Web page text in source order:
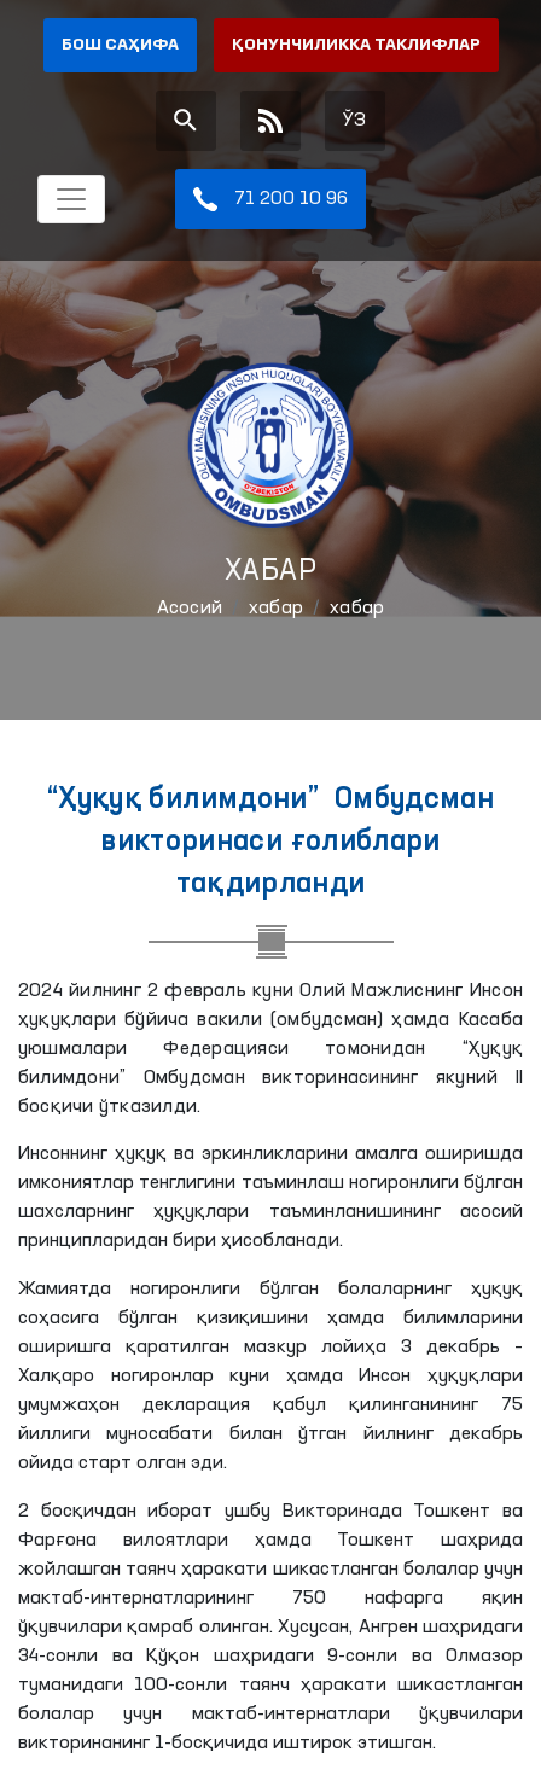
БОШ САҲИФА ҚОНУНЧИЛИККА ТАКЛИФЛАР
ЎЗ
71 200 10 96
ХАБАР
Aсосий хабар хабар
“Ҳуқуқ билимдони” Омбудсман
викторинаси ғолиблари
тақдирланди
2024 йилнинг 2 февраль куни Олий Мажлиснинг Инсон
ҳуқуқлари бўйича вакили (oмбудсман) ҳамда Касаба
уюшмалари Федерацияси томонидан “Ҳуқуқ
билимдони” Омбудсман викторинасининг якуний II
босқичи ўтказилди.
Инсоннинг ҳуқуқ ва эркинликларини амалга оширишда
имкониятлар тенглигини таъминлаш ногиронлиги бўлган
шахсларнинг ҳуқуқлари таъминланишининг асосий
принципларидан бири ҳисобланади.
Жамиятда ногиронлиги бўлган болаларнинг ҳуқуқ
соҳасига бўлган қизиқишини ҳамда билимларини
оширишга қаратилган мазкур лойиҳа 3 декабрь –
Халқаро ногиронлар куни ҳамда Инсон ҳуқуқлари
умумжаҳон декларация қабул қилинганининг 75
йиллиги муносабати билан ўтган йилнинг декабрь
ойида старт олган эди.
2 босқичдан иборат ушбу Викторинада Тошкент ва
Фарғона вилоятлари ҳамда Тошкент шаҳрида
жойлашган таянч ҳаракати шикастланган болалар учун
мактаб-интернатларининг 750 нафарга яқин
ўқувчилари қамраб олинган. Хусусан, Ангрен шаҳридаги
34-сонли ва Қўқон шаҳридаги 9-сонли ва Олмазор
туманидаги 100-сонли таянч ҳаракати шикастланган
болалар учун мактаб-интернатлари ўқувчилари
викторинанинг 1-босқичида иштирок этишган.